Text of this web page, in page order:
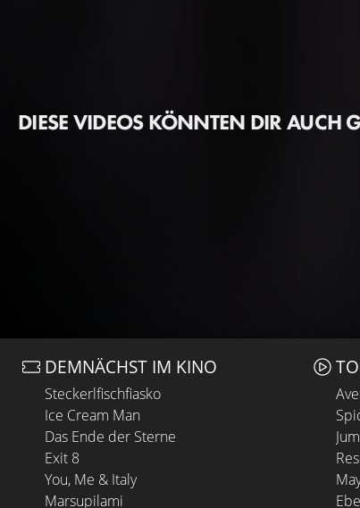
DIESE VIDEOS KÖNNTEN DIR AUCH
DEMNÄCHST IM KINO
Steckerlfischfiasko
Ice Cream Man
Das Ende der Sterne
Exit 8
You, Me & Italy
Marsupilami